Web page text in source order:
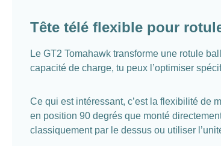
Tête télé flexible pour
Le GT2 Tomahawk transforme une rotule
capacité de charge, tu peux l’optimiser
Ce qui est intéressant, c’est la flexibilité de
en position 90 degrés que monté
classiquement par le dessus ou utiliser